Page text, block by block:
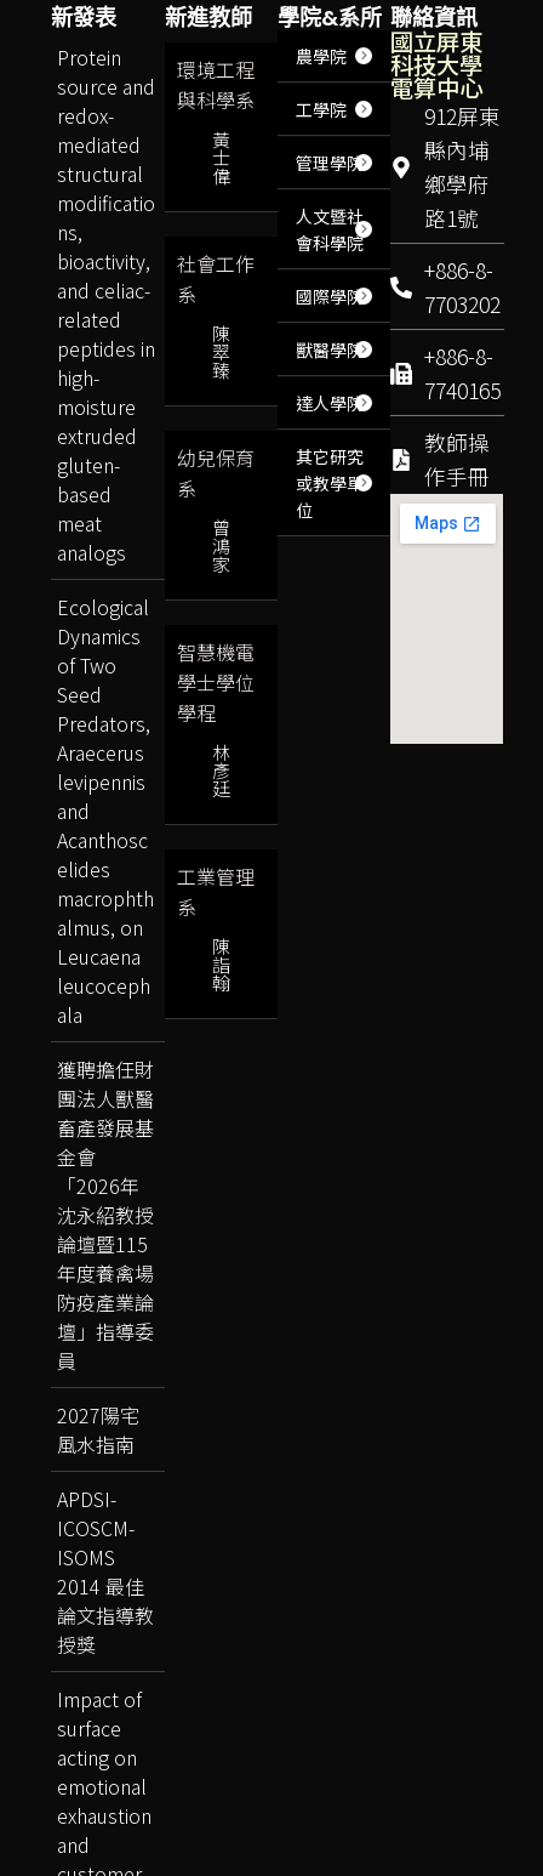
聯絡資訊
國立屏東
科技大學
電算中心
912屏東
縣內埔
鄉學府
路1號
+886-8-
7703202
+886-8-
7740165
教師操
作手冊
學院&系所
農學院
工學院
管理學院
人文暨社
會科學院
國際學院
獸醫學院
達人學院
其它研究
或教學單
位
新進教師
環境工程
與科學系
黃
士
偉
社會工作
系
陳
翠
臻
幼兒保育
系
曾
鴻
家
智慧機電
學士學位
學程
林
彥
廷
工業管理
系
陳
詣
翰
新發表
Protein
source and
redox-
mediated
structural
modificatio
ns,
bioactivity,
and celiac-
related
peptides in
high-
moisture
extruded
gluten-
based
meat
analogs
Ecological
Dynamics
of Two
Seed
Predators,
Araecerus
levipennis
and
Acanthosc
elides
macrophth
almus, on
Leucaena
leucoceph
ala
獲聘擔任財
團法人獸醫
畜產發展基
金會
「2026年
沈永紹教授
論壇暨115
年度養禽場
防疫產業論
壇」指導委
員
2027陽宅
風水指南
APDSI-
ICOSCM-
ISOMS
2014 最佳
論文指導教
授獎
Impact of
surface
acting on
emotional
exhaustion
and